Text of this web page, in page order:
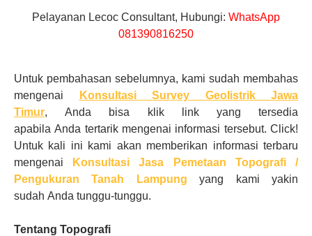
Pelayanan Lecoc Consultant, Hubungi: WhatsApp
081390816250
Untuk pembahasan sebelumnya, kami sudah membahas
mengenai
Konsultasi Survey Geolistrik Jawa
Timur,Anda bisa klik link yang tersedia
apabilaAnda tertarik mengenai informasi tersebut. Click!
Untuk kali ini kami akan memberikan informasi terbaru
mengenai
Konsultasi Jasa Pemetaan Topografi /
Pengukuran Tanah Lampung
yang kami yakin
sudah Anda tunggu-tunggu.
Tentang Topografi